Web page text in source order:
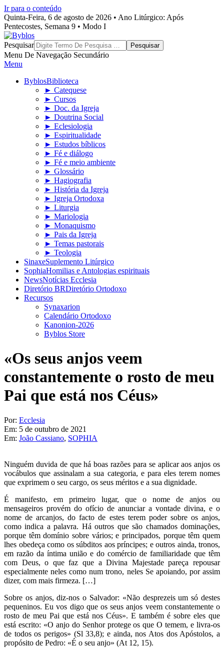
Ir para o conteúdo
Quinta-Feira, 6 de agosto de 2026 • Ano Litúrgico: Após
Pentecostes, Semana 9 • Modo I
Byblos
Pesquisar
Menu De Navegação Secundário
Menu
ByblosBiblioteca
► Catequese
► Cursos
► Doc. da Igreja
► Doutrina Social
► Eclesiologia
► Espiritualidade
► Estudos bíblicos
► Fé e diálogo
► Fé e meio ambiente
► Glossário
► Hagiografia
► História da Igreja
► Igreja Ortodoxa
► Liturgia
► Mariologia
► Monaquismo
► Pais da Igreja
► Temas pastorais
► Teologia
SinaxeSuplemento Litúrgico
SophiaHomilias e Antologias espirituais
NewsNotícias Ecclesia
Diretório BRDiretório Ortodoxo
Recursos
Synaxarion
Calendário Ortodoxo
Kanonion-2026
Byblos Store
«Os seus anjos veem
constantemente o rosto de meu
Pai que está nos Céus»
Por: Ecclesia
Em: 5 de outubro de 2021
Em: João Cassiano, SOPHIA
Ninguém duvida de que há boas razões para se aplicar aos anjos os
vocábulos que assinalam a sua categoria, e para eles terem nomes
que exprimem o seu cargo, os seus méritos e a sua dignidade.
É manifesto, em primeiro lugar, que o nome de anjos ou
mensageiros provém do ofício de anunciar a vontade divina, e o
nome de arcanjos, do facto de estes terem poder sobre os anjos,
como indica a palavra. Há outros que são chamados dominações,
porque têm domínio sobre vários; e principados, porque têm quem
lhes obedeça como os súbditos aos príncipes; e outros ainda, tronos,
em razão da íntima união e do comércio de familiaridade que têm
com Deus, o que faz que a Divina Majestade pareça repousar
especialmente neles como num trono, neles Se apoiando, por assim
dizer, com mais firmeza. […]
Sobre os anjos, diz-nos o Salvador: «Não desprezeis um só destes
pequeninos. Eu vos digo que os seus anjos veem constantemente o
rosto de meu Pai que está nos Céus». E também é sobre eles que
está escrito: «O anjo do Senhor protege os que O temem, e livra-os
de todos os perigos» (Sl 33,8); e ainda, nos Atos dos Apóstolos, a
propósito de Pedro: «É o seu anjo» (At 12, 15).